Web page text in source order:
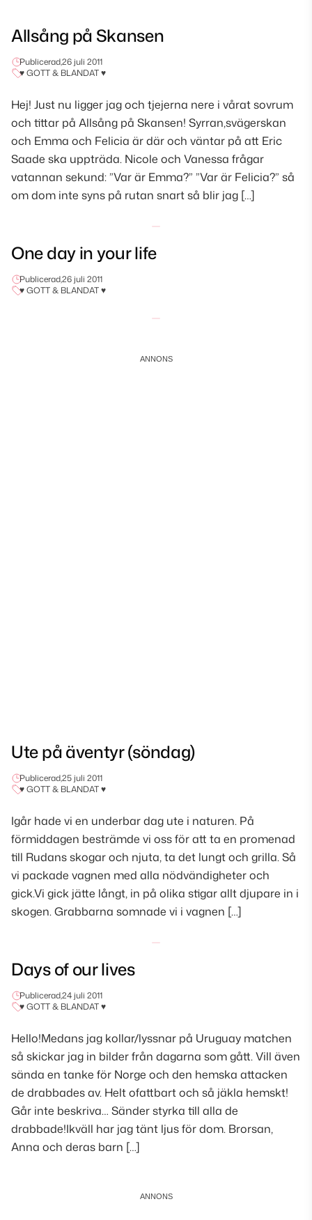
Allsång på Skansen
Publicerad,26 juli 2011
♥ GOTT & BLANDAT ♥
Hej! Just nu ligger jag och tjejerna nere i vårat sovrum
och tittar på Allsång på Skansen! Syrran,svägerskan
och Emma och Felicia är där och väntar på att Eric
Saade ska uppträda. Nicole och Vanessa frågar
vatannan sekund: ”Var är Emma?” ”Var är Felicia?” så
om dom inte syns på rutan snart så blir jag […]
One day in your life
Publicerad,26 juli 2011
♥ GOTT & BLANDAT ♥
Ute på äventyr (söndag)
Publicerad,25 juli 2011
♥ GOTT & BLANDAT ♥
Igår hade vi en underbar dag ute i naturen. På
förmiddagen besträmde vi oss för att ta en promenad
till Rudans skogar och njuta, ta det lungt och grilla. Så
vi packade vagnen med alla nödvändigheter och
gick.Vi gick jätte långt, in på olika stigar allt djupare in i
skogen. Grabbarna somnade vi i vagnen […]
Days of our lives
Publicerad,24 juli 2011
♥ GOTT & BLANDAT ♥
Hello!Medans jag kollar/lyssnar på Uruguay matchen
så skickar jag in bilder från dagarna som gått. Vill även
sända en tanke för Norge och den hemska attacken
de drabbades av. Helt ofattbart och så jäkla hemskt!
Går inte beskriva… Sänder styrka till alla de
drabbade!Ikväll har jag tänt ljus för dom. Brorsan,
Anna och deras barn […]